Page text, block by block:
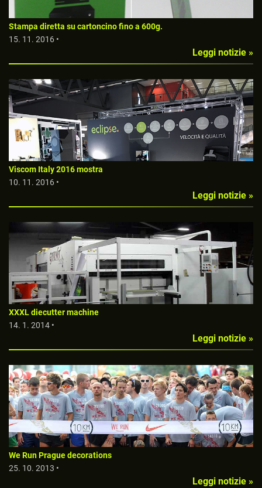
Stampa diretta su cartoncino fino a 600g.
15. 11. 2016 •
Leggi notizie »
Viscom Italy 2016 mostra
10. 11. 2016 •
Leggi notizie »
XXXL diecutter machine
14. 1. 2014 •
Leggi notizie »
We Run Prague decorations
25. 10. 2013 •
Leggi notizie »